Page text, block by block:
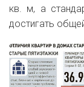
кв. м, а
достигать